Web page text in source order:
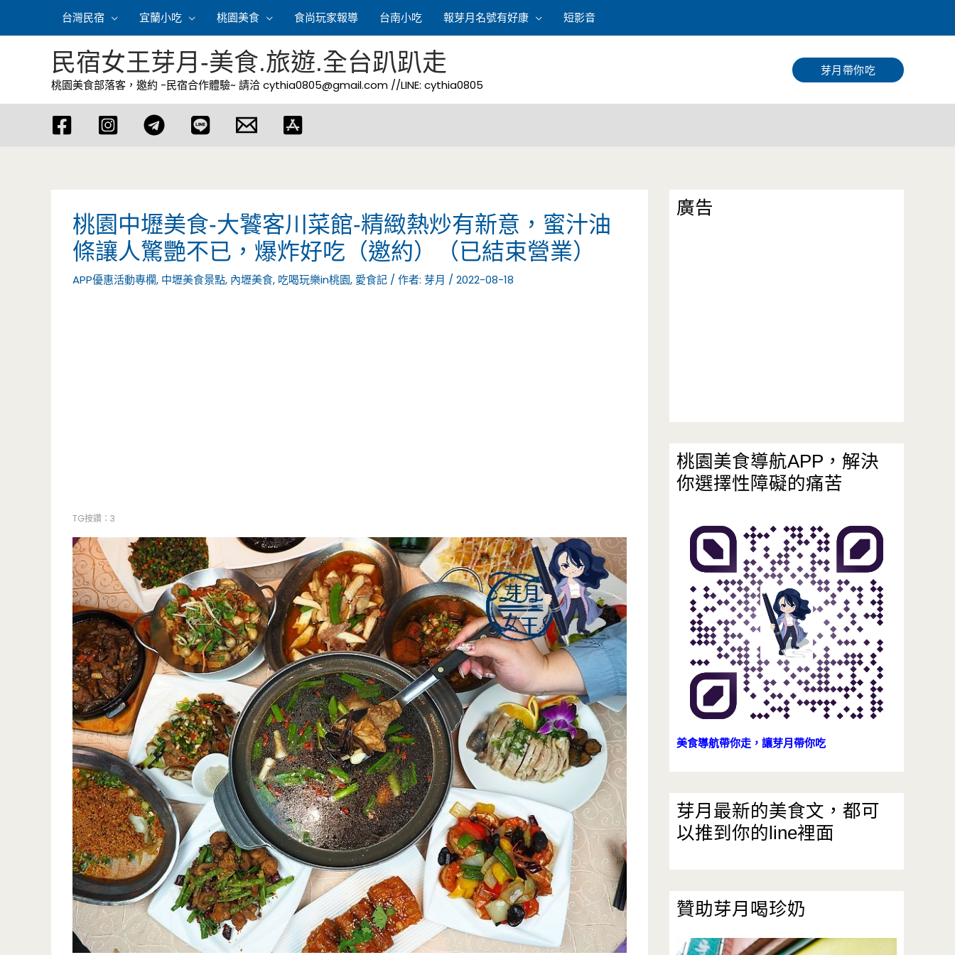
容
台灣民宿 宜蘭小吃 桃園美食 食尚玩家報導 台南小吃 報芽月名號有好康 短影音
尋
民宿女王芽月-美食.旅遊.全台趴趴走
桃園美食部落客，邀約 -民宿合作體驗~ 請洽cythia0805@gmail.com //LINE: cythia0805
芽月帶你吃
桃園中壢美食-大饕客川菜館-精緻熱炒有新意，蜜汁油
條讓人驚艷不已，爆炸好吃（邀約）（已結束營業）
APP優惠活動專欄, 中壢美食景點, 內壢美食, 吃喝玩樂in桃園, 愛食記 / 作者: 芽月 / 2022-08-18
TG按讚：3
廣告
桃園美食導航APP，解決
你選擇性障礙的痛苦
美食導航帶你走，讓芽月帶你吃
芽月最新的美食文，都可
以推到你的line裡面
贊助芽月喝珍奶